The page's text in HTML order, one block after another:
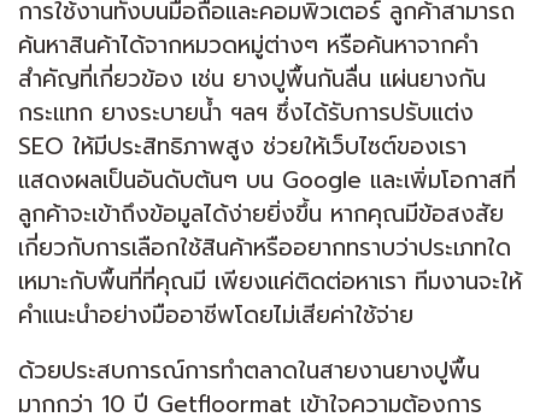
การใช้งานทั้งบนมือถือและคอมพิวเตอร์ ลูกค้าสามารถ
ค้นหาสินค้าได้จากหมวดหมู่ต่างๆ หรือค้นหาจากคำ
สำคัญที่เกี่ยวข้อง เช่น ยางปูพื้นกันลื่น แผ่นยางกัน
กระแทก ยางระบายน้ำ ฯลฯ ซึ่งได้รับการปรับแต่ง
SEO ให้มีประสิทธิภาพสูง ช่วยให้เว็บไซต์ของเรา
แสดงผลเป็นอันดับต้นๆ บน Google และเพิ่มโอกาสที่
ลูกค้าจะเข้าถึงข้อมูลได้ง่ายยิ่งขึ้น หากคุณมีข้อสงสัย
เกี่ยวกับการเลือกใช้สินค้าหรืออยากทราบว่าประเภทใด
เหมาะกับพื้นที่ที่คุณมี เพียงแค่ติดต่อหาเรา ทีมงานจะให้
คำแนะนำอย่างมืออาชีพโดยไม่เสียค่าใช้จ่าย
ด้วยประสบการณ์การทำตลาดในสายงานยางปูพื้น
มากกว่า 10 ปี Getfloormat เข้าใจความต้องการ